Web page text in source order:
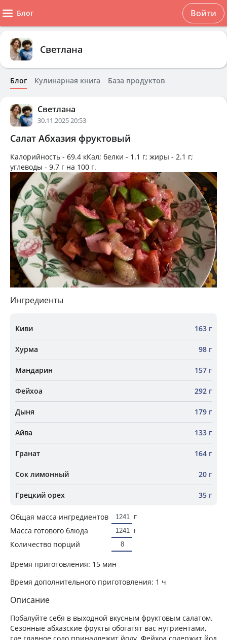
Блог Войти
Светлана
Блог Кулинарная книга База продуктов
Светлана
30.11.2025 20:53
Салат Абхазия фруктовый
Калорийность - 69.4 кКал; белки - 1.1 г; жиры - 2.1 г;
углеводы - 9.7 г на 100 г.
Ингредиенты
Киви 163 г
Хурма 98 г
Мандарин 157 г
Фейхоа 292 г
Дыня 179 г
Айва 133 г
Гранат 164 г
Сок лимонный 20 г
Грецкий орех 35 г
Общая масса ингредиентов
г
Масса готового блюда
г
Количество порций
Время приготовления: 15 мин
Время дополнительного приготовления: 1 ч
Описание
Побалуйте себя в выходной вкусным фруктовым салатом.
Сезонные абхазские фрукты обогатят вас нутриентами,
где главное соло принадлежит йоду. Фейхоа содержит йод